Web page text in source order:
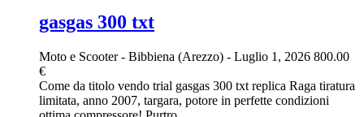
gasgas 300 txt
Moto e Scooter- Bibbiena (Arezzo) - Luglio 1, 2026 800.00
€
Come da titolo vendo trial gasgas 300 txt replica Raga tiratura
limitata, anno 2007, targara, potore in perfette condizioni